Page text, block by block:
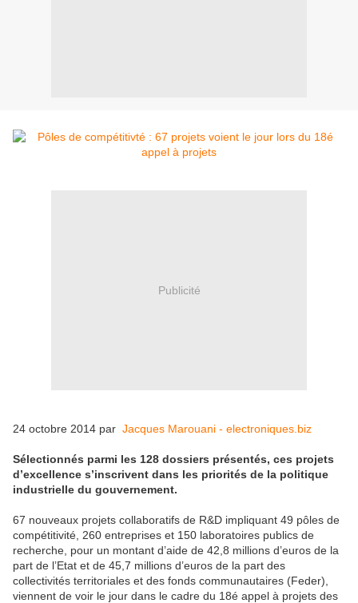
Publicité
24 octobre 2014 par Jacques Marouani - electroniques.biz
Sélectionnés parmi les 128 dossiers présentés, ces projets
d’excellence s’inscrivent dans les priorités de la politique
industrielle du gouvernement.
67 nouveaux projets collaboratifs de R&D impliquant 49 pôles de
compétitivité, 260 entreprises et 150 laboratoires publics de
recherche, pour un montant d’aide de 42,8 millions d’euros de la
part de l’Etat et de 45,7 millions d’euros de la part des
collectivités territoriales et des fonds communautaires (Feder),
viennent de voir le jour dans le cadre du 18é appel à projets des